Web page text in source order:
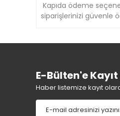
Kapıda ödeme
siparişlerinizi güvenle
E-Bülten'e
Haber listemize kayıt